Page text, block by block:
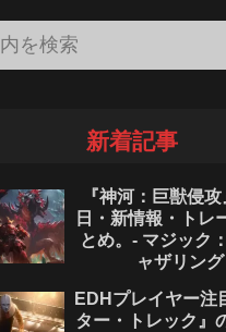
新着記事
『神河：巨獣侵
日・新情報・トレ
とめ。- マジック
ャザリング
EDHプレイヤー注
ター・トレック』